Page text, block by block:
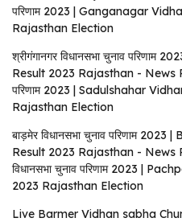
परिणाम 2023 | Ganganagar
Rajasthan Election
श्रीगंगानगर विधानसभा चुनाव
Result 2023 Rajasthan - News
परिणाम 2023 | Sadulshahar
Rajasthan Election
बाड़मेर विधानसभा चुनाव परिणाम
Result 2023 Rajasthan - News
विधानसभा चुनाव परिणाम 2023 |
2023 Rajasthan Election
Live Barmer Vidhan sabha